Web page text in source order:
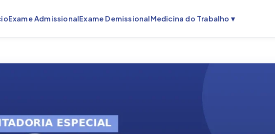
Exame AdmissionalExame DemissionalMedicina do Trabalho ▾